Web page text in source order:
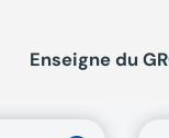
Enseigne du